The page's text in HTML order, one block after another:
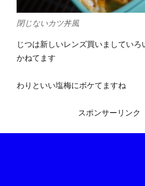
閉じないカツ丼風
じつは新しいレンズ買いましていろ
かねてます
わりといい塩梅にボケてますね
スポンサーリンク